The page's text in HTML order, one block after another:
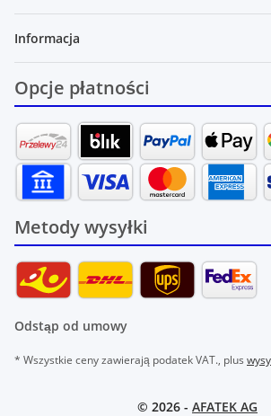
Informacja
Opcje płatności
Metody wysyłki
Odstąp od umowy
* Wszystkie ceny zawierają podatek VAT., plus
© 2026 - AFATEK AG